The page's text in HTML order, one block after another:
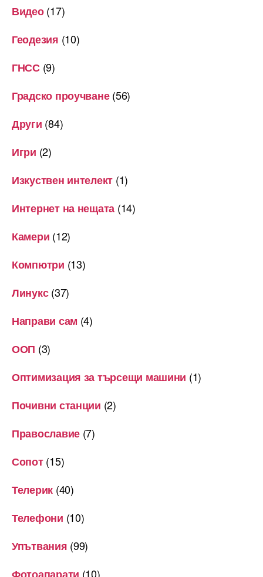
Видео(17)
Геодезия (10)
ГНСС(9)
Градско проучване(56)
Други (84)
Игри (2)
Изкуствен интелект (1)
Интернет на нещата (14)
Камери (12)
Компютри (13)
Линукс(37)
Направи сам (4)
ООП (3)
Оптимизация за търсещи машини (1)
Почивни станции (2)
Православие (7)
Сопот(15)
Телерик (40)
Телефони (10)
Упътвания (99)
(10)